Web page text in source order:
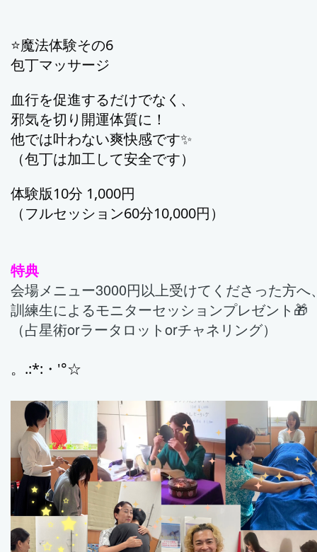
⭐️魔法体験その6
包丁マッサージ
血行を促進するだけでなく、
邪気を切り開運体質に！
他では叶わない爽快感です✨️
（包丁は加工して安全です）
体験版10分 1,000円
（フルセッション60分10,000円）
特典
会場メニュー3000円以上受けてくださった方へ
訓練生によるモニターセッションプレゼント🎁
（占星術orラータロットorチャネリング）
。.:*:・'°☆